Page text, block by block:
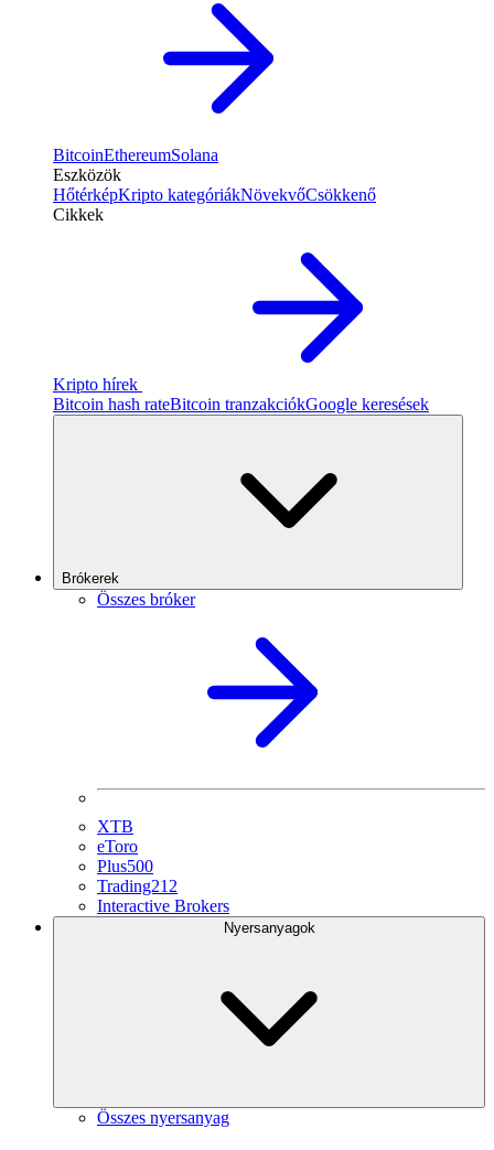
BitcoinEthereumSolana
Eszközök
HőtérképKripto kategóriákNövekvőCsökkenő
Cikkek
Kripto hírek
Bitcoin hash rateBitcoin tranzakciókGoogle keresések
Brókerek
Összes bróker
XTB
eToro
Plus500
Trading212
Interactive Brokers
Nyersanyagok
Összes nyersanyag